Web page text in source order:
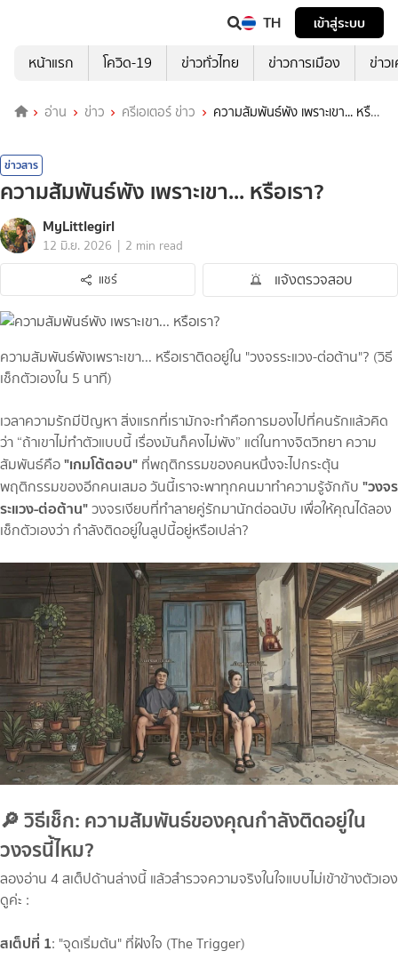
TH
เข้าสู่ระบบ
หน้าแรก
โควิด-19 ข่าวทั่วไทย ข่าวการเมือง ข่าว
อ่าน ข่าว ครีเอเตอร์ ข่าว
ความสัมพันธ์พัง เพราะเขา... หรือ
ข่าวสาร
ความสัมพันธ์พัง เพราะเขา... หรือเรา?
MyLittlegirl
12 มิ.ย. 2026 | 2 min read
แชร์
แจ้งตรวจสอบ
ความสัมพันธ์พังเพราะเขา... หรือเราติดอยู่ใน "วงจรระแวง-ต่อต้าน"? (วิธี
เช็กตัวเองใน 5 นาที)
เวลาความรักมีปัญหา สิ่งแรกที่เรามักจะทำคือการมองไปที่คนรักแล้วคิด
ว่า “ถ้าเขาไม่ทำตัวแบบนี้ เรื่องมันก็คงไม่พัง” แต่ในทางจิตวิทยา ความ
สัมพันธ์คือ"เกมโต้ตอบ" ที่พฤติกรรมของคนหนึ่งจะไปกระตุ้น
พฤติกรรมของอีกคนเสมอ วันนี้เราจะพาทุกคนมาทำความรู้จักกับ "วงจร
ระแวง-ต่อต้าน"วงจรเงียบที่ทำลายคู่รักมานักต่อฉบับ เพื่อให้คุณได้ลอง
เช็กตัวเองว่า กำลังติดอยู่ในลูปนี้อยู่หรือเปล่า?
🔎 วิธีเช็ก: ความสัมพันธ์ของคุณกำลังติดอยู่ใน
วงจรนี้ไหม?
ลองอ่าน 4 สเต็ปด้านล่างนี้ แล้วสำรวจความจริงในใจแบบไม่เข้าข้างตัวเอง
ดูค่ะ :
สเต็ปที่ 1: "จุดเริ่มต้น" ที่ฝังใจ (The Trigger)